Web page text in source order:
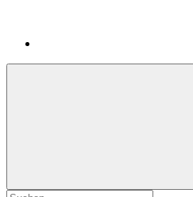
Suchformular